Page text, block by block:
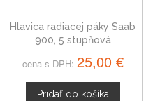
Hlavica radiacej páky Saab
900, 5 stupňová
cena s DPH: 25,00 €
Pridať do košíka